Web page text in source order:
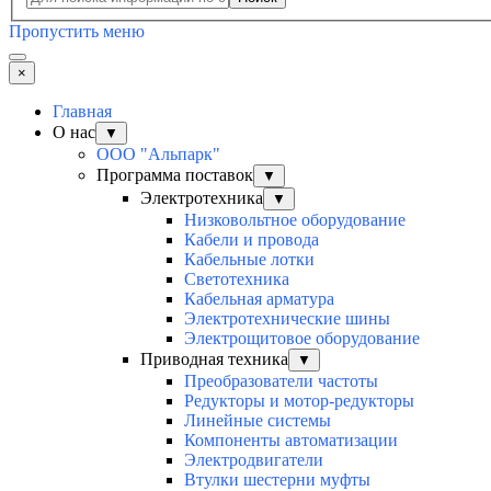
Пропустить меню
×
Главная
О нас
▼
ООО "Альпарк"
Программа поставок
▼
Электротехника ▼
Низковольтное оборудование
Кабели и провода
Кабельные лотки
Светотехника
Кабельная арматура
Электротехнические шины
Электрощитовое оборудование
Приводная техника
▼
Преобразователи частоты
Редукторы и мотор-редукторы
Линейные системы
Компоненты автоматизации
Электродвигатели
Втулки шестерни муфты